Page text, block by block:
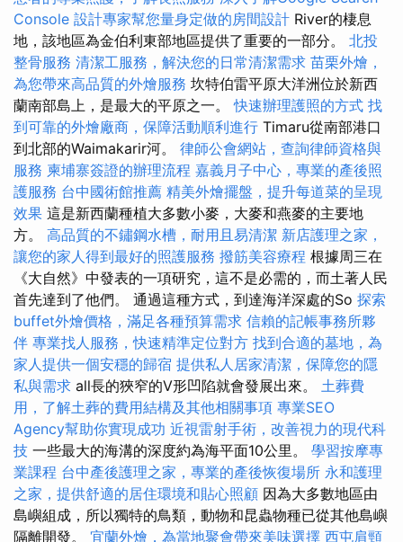
Console 設計專家幫您量身定做的房間設計 River的棲息
地，該地區為金伯利東部地區提供了重要的一部分。 北投
整骨服務 清潔工服務，解決您的日常清潔需求 苗栗外燴，
為您帶來高品質的外燴服務 坎特伯雷平原大洋洲位於新西
蘭南部島上，是最大的平原之一。快速辦理護照的方式 找
到可靠的外燴廠商，保障活動順利進行 Timaru從南部港口
到北部的Waimakarir河。 律師公會網站，查詢律師資格與
服務 柬埔寨簽證的辦理流程 嘉義月子中心，專業的產後照
護服務 台中國術館推薦 精美外燴擺盤，提升每道菜的呈現
效果 這是新西蘭種植大多數小麥，大麥和燕麥的主要地
方。 高品質的不鏽鋼水槽，耐用且易清潔 新店護理之家，
讓您的家人得到最好的照護服務 撥筋美容療程 根據周三在
《大自然》中發表的一項研究，這不是必需的，而土著人民
首先達到了他們。 通過這種方式，到達海洋深處的So 探索
buffet外燴價格，滿足各種預算需求 信賴的記帳事務所夥
伴 專業找人服務，快速精準定位對方 找到合適的墓地，為
家人提供一個安穩的歸宿 提供私人居家清潔，保障您的隱
私與需求 all長的狹窄的V形凹陷就會發展出來。 土葬費
用，了解土葬的費用結構及其他相關事項 專業SEO
Agency幫助你實現成功 近視雷射手術，改善視力的現代科
技 一些最大的海溝的深度約為海平面10公里。 學習按摩專
業課程 台中產後護理之家，專業的產後恢復場所 永和護理
之家，提供舒適的居住環境和貼心照顧 因為大多數地區由
島嶼組成，所以獨特的鳥類，動物和昆蟲物種已從其他島嶼
隔離開發。 宜蘭外燴，為當地聚會帶來美味選擇 西屯肩頸